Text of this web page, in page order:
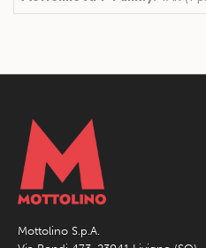
Mottolino S.p.A.